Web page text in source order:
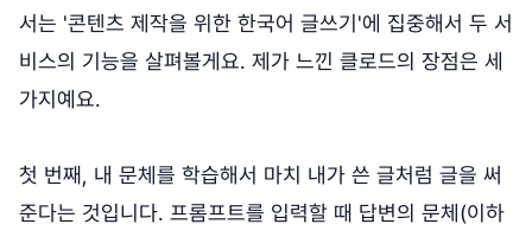
서는 '콘텐츠 제작을 위한 한국어 글쓰기'에 집중해서 두 서
비스의 기능을 살펴볼게요. 제가 느낀 클로드의 장점은 세
가지예요.
첫 번째, 내 문체를 학습해서 마치 내가 쓴 글처럼 글을 써
준다는 것입니다. 프롬프트를 입력할 때 답변의 문체(이하